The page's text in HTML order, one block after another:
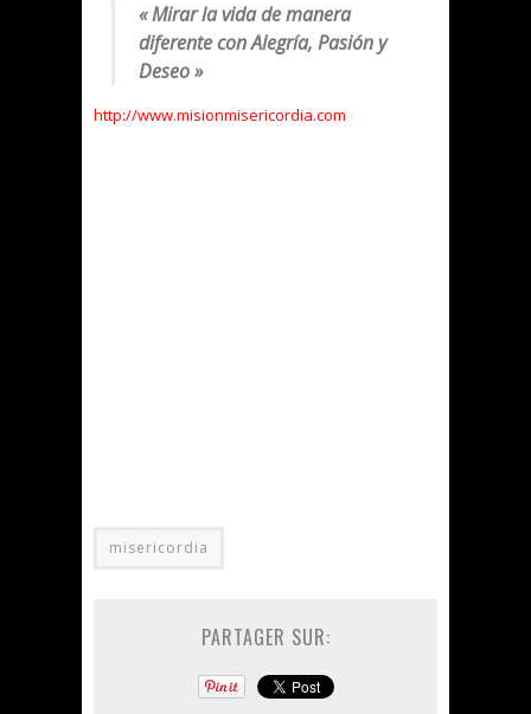
« Mirar la vida de manera
diferente con Alegría, Pasión y
Deseo »
http://www.misionmisericordia.com
misericordia
PARTAGER SUR: